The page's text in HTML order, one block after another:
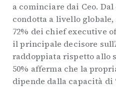
a cominciare dai Ceo.
condotta a livello globale,
72% dei chief executive
il principale decisore
raddoppiata rispetto allo
50% afferma che la
dipende dalla capacità di